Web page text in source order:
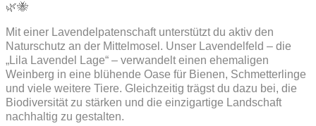
🌿🐝
Mit einer Lavendelpatenschaft unterstützt du aktiv den
Naturschutz an der Mittelmosel. Unser Lavendelfeld – die
„Lila Lavendel Lage“ – verwandelt einen ehemaligen
Weinberg in eine blühende Oase für Bienen, Schmetterlinge
und viele weitere Tiere. Gleichzeitig trägst du dazu bei, die
Biodiversität zu stärken und die einzigartige Landschaft
nachhaltig zu gestalten.